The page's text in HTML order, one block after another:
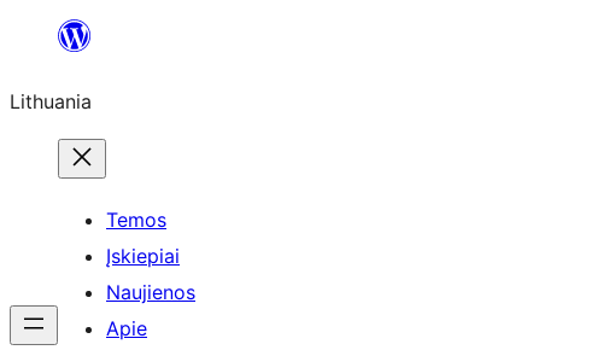
turinio
Lithuania
Temos
Įskiepiai
Naujienos
Apie